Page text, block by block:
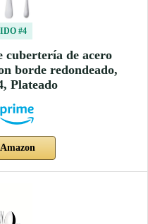
#4
cubertería de acero
borde redondeado,
Plateado